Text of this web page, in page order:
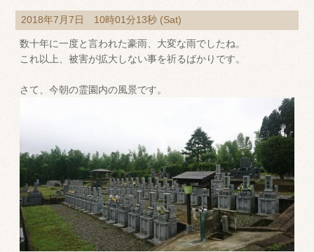
2018年7月7日 10時01分13秒 (Sat)
数十年に一度と言われた豪雨、大変な雨でしたね。
これ以上、被害が拡大しない事を祈るばかりです。
さて、今朝の霊園内の風景です。